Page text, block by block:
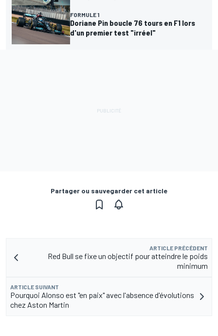
FORMULE 1
Doriane Pin boucle 76 tours en F1 lors
d'un premier test "irréel"
Partager ou sauvegarder cet article
ARTICLE PRÉCÉDENT
Red Bull se fixe un objectif pour atteindre le poids
minimum
ARTICLE SUIVANT
Pourquoi Alonso est "en paix" avec l'absence d'évolutions
chez Aston Martin